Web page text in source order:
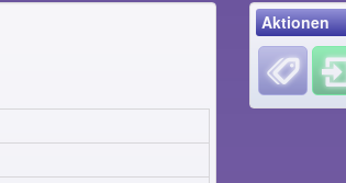
Aktionen